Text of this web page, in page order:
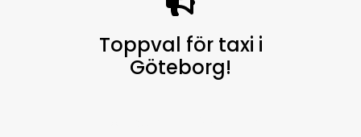
Toppval för taxi i
Göteborg!